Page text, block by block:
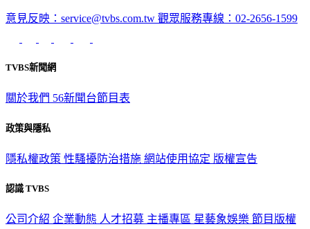
意見反映：service@tvbs.com.tw 觀眾服務專線：02-2656-1599
TVBS新聞網
關於我們 56新聞台節目表
政策與隱私
隱私權政策 性騷擾防治措施 網站使用協定 版權宣告
認識 TVBS
公司介紹 企業動態 人才招募 主播專區 星藝象娛樂 節目版權